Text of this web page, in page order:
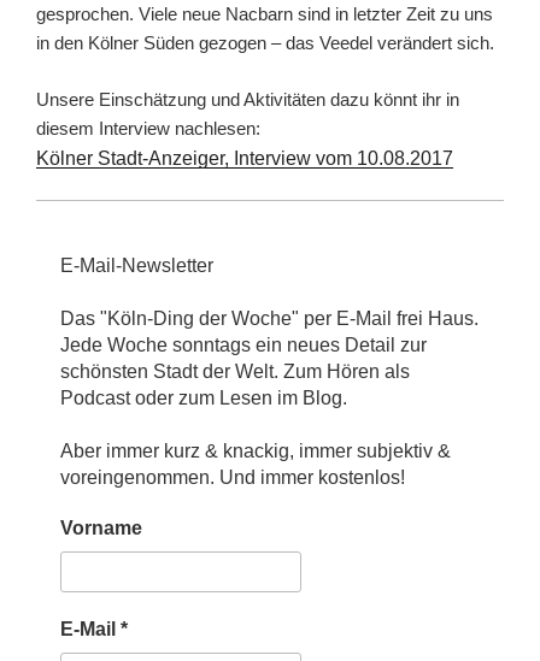
gesprochen. Viele neue Nacbarn sind in letzter Zeit zu uns
in den Kölner Süden gezogen – das Veedel verändert sich.
Unsere Einschätzung und Aktivitäten dazu könnt ihr in
diesem Interview nachlesen:
Kölner Stadt-Anzeiger, Interview vom 10.08.2017
E-Mail-Newsletter
Das "Köln-Ding der Woche" per E-Mail frei Haus.
Jede Woche sonntags ein neues Detail zur
schönsten Stadt der Welt. Zum Hören als
Podcast oder zum Lesen im Blog.
Aber immer kurz & knackig, immer subjektiv &
voreingenommen. Und immer kostenlos!
Vorname
E-Mail *